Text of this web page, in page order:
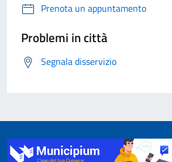
Prenota un appuntamento
Problemi in città
Segnala disservizio